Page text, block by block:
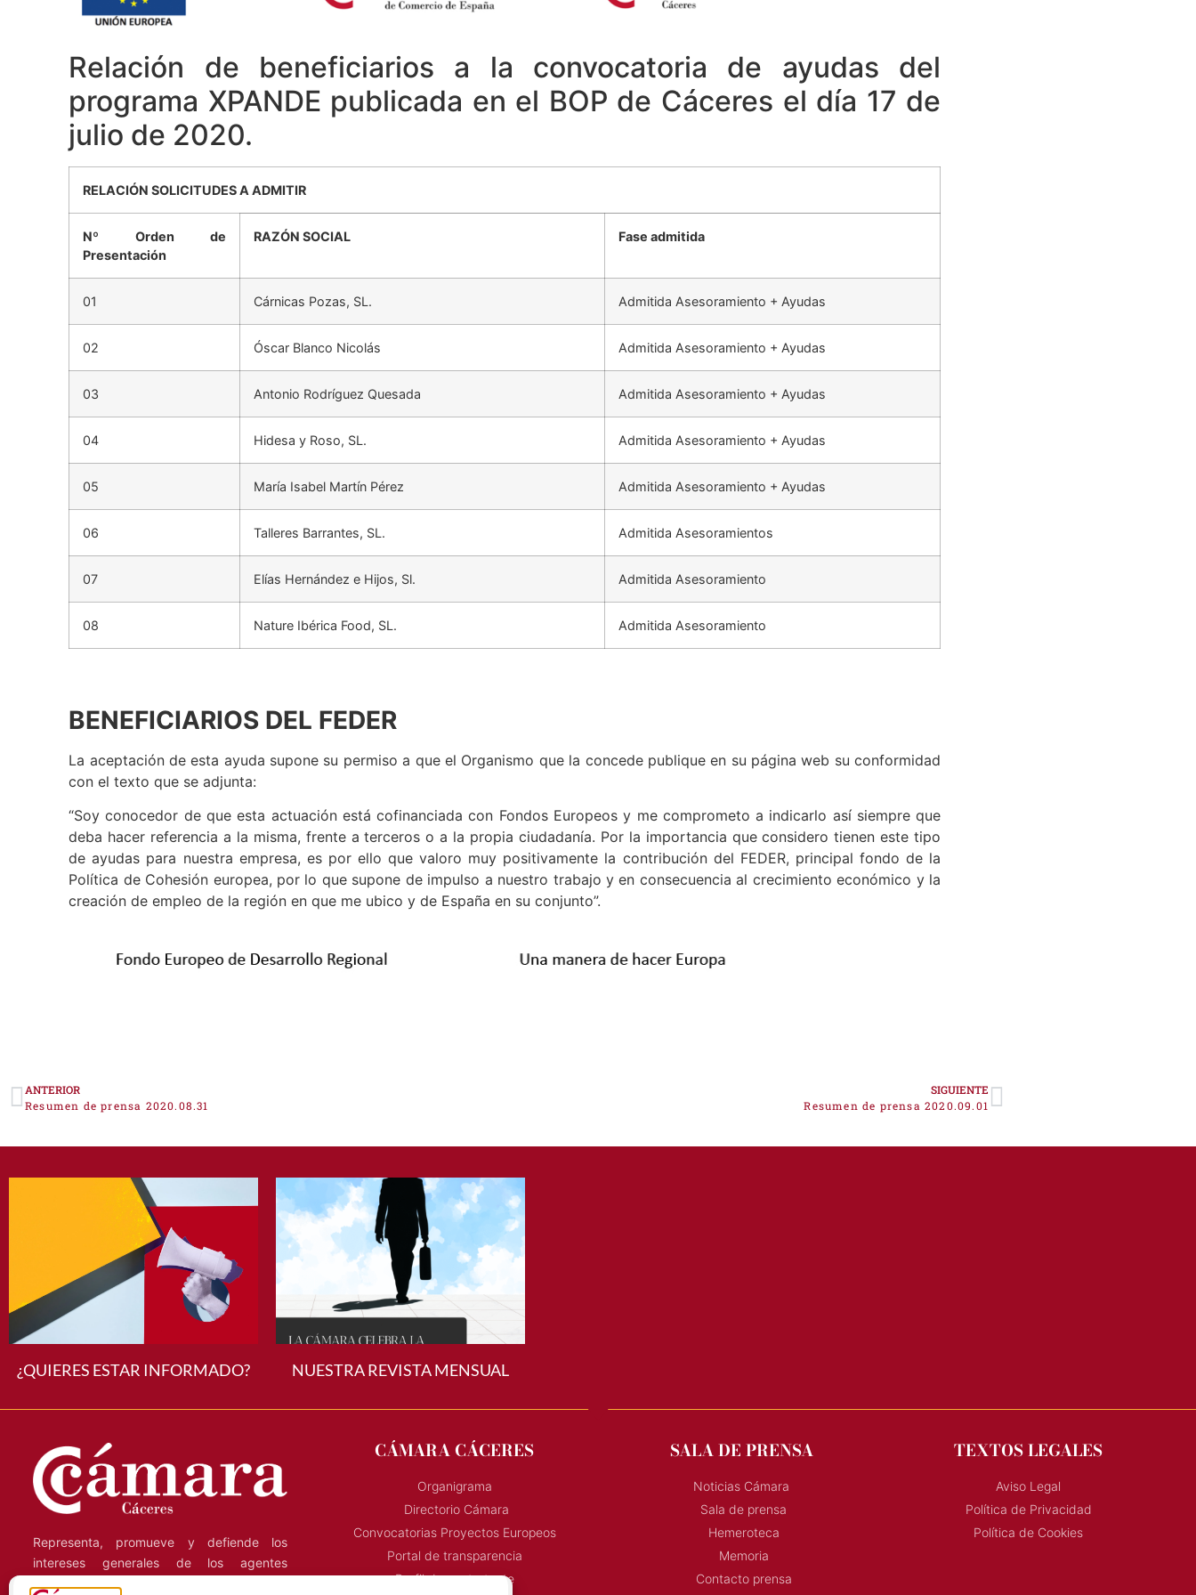
Relación de beneficiarios a la convocatoria de ayudas del
programa XPANDE publicada en el BOP de Cáceres el día 17 de
julio de 2020.
RELACIÓN SOLICITUDES A ADMITIR
Nº Orden de
Presentación
RAZÓN SOCIAL Fase admitida
01 Cárnicas Pozas, SL. Admitida Asesoramiento + Ayudas
02 Óscar Blanco Nicolás Admitida Asesoramiento + Ayudas
03 Antonio Rodríguez Quesada Admitida Asesoramiento + Ayudas
04 Hidesa y Roso, SL. Admitida Asesoramiento + Ayudas
05 María Isabel Martín Pérez Admitida Asesoramiento + Ayudas
06 Talleres Barrantes, SL. Admitida Asesoramientos
07 Elías Hernández e Hijos, Sl. Admitida Asesoramiento
08 Nature Ibérica Food, SL. Admitida Asesoramiento
BENEFICIARIOS DEL FEDER
La aceptación de esta ayuda supone su permiso a que el Organismo que la concede publique en su página web su conformidad
con el texto que se adjunta:
“Soy conocedor de que esta actuación está cofinanciada con Fondos Europeos y me comprometo a indicarlo así siempre que
deba hacer referencia a la misma, frente a terceros o a la propia ciudadanía. Por la importancia que considero tienen este tipo
de ayudas para nuestra empresa, es por ello que valoro muy positivamente la contribución del FEDER, principal fondo de la
Política de Cohesión europea, por lo que supone de impulso a nuestro trabajo y en consecuencia al crecimiento económico y la
creación de empleo de la región en que me ubico y de España en su conjunto”.
ANTERIOR
Resumen de prensa 2020.08.31
SIGUIENTE
Resumen de prensa 2020.09.01
¿QUIERES ESTAR INFORMADO? NUESTRA REVISTA MENSUAL
Representa, promueve y defiende los
intereses generales de los agentes
CÁMARA CÁCERES
Organigrama
Directorio Cámara
Convocatorias Proyectos Europeos
Portal de transparencia
Perfil de contratante
SALA DE PRENSA
Noticias Cámara
Sala de prensa
Hemeroteca
Memoria
Contacto prensa
TEXTOS LEGALES
Aviso Legal
Política de Privacidad
Política de Cookies